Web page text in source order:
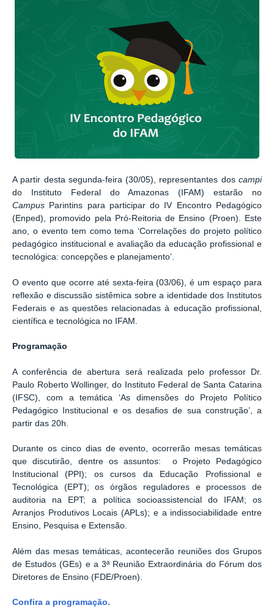
A partir desta segunda-feira (30/05), representantes dos campi
do Instituto Federal do Amazonas (IFAM) estarão no
Campus Parintins para participar do IV Encontro Pedagógico
(Enped), promovido pela Pró-Reitoria de Ensino (Proen).
Este
ano, o evento tem como tema ‘Correlações do projeto político
pedagógico institucional e avaliação da educação profissional e
tecnológica: concepções e planejamento’.
O evento que ocorre até sexta-feira (03/06), é um espaço para
reflexão e discussão sistêmica sobre a identidade dos Institutos
Federais e as questões relacionadas à educação profissional,
científica e tecnológica no IFAM.
Programação
A conferência de abertura será realizada pelo professor Dr.
Paulo Roberto Wollinger, do Instituto Federal de Santa Catarina
(IFSC), com a temática ‘As dimensões do Projeto Político
Pedagógico Institucional e os desafios de sua construção’, a
partir das 20h.
Durante os cinco dias de evento, ocorrerão mesas temáticas
que discutirão, dentre os assuntos: o Projeto Pedagógico
Institucional (PPI); os cursos da Educação Profissional e
Tecnológica (EPT); os órgãos reguladores e processos de
auditoria na EPT; a política socioassistencial do IFAM; os
Arranjos Produtivos Locais (APLs); e a indissociabilidade entre
Ensino, Pesquisa e Extensão.
Além das mesas temáticas, acontecerão reuniões dos Grupos
de Estudos (GEs) e a 3ª Reunião Extraordinária do Fórum dos
Diretores de Ensino (FDE/Proen).
Confira a programação.